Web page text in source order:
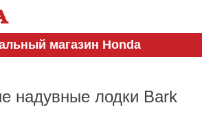
магазин Honda
надувные лодки Bark